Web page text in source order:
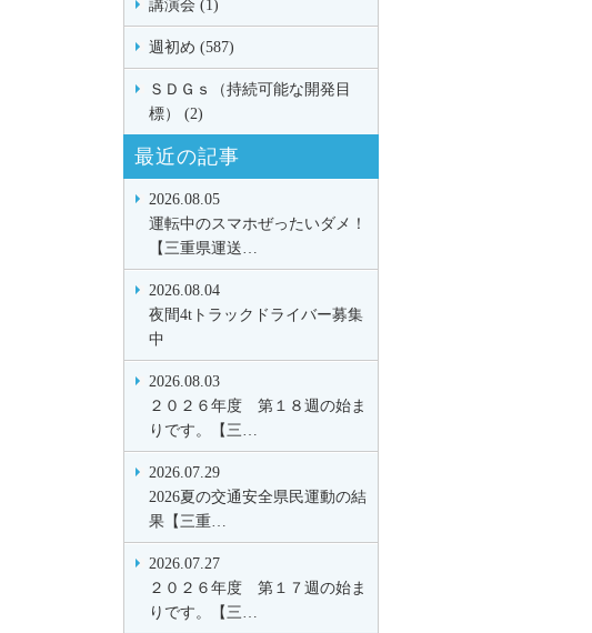
講演会 (1)
週初め (587)
ＳＤＧｓ（持続可能な開発目
標） (2)
最近の記事
2026.08.05
運転中のスマホぜったいダメ！
【三重県運送…
2026.08.04
夜間4tトラックドライバー募集
中
2026.08.03
２０２６年度 第１８週の始ま
りです。【三…
2026.07.29
2026夏の交通安全県民運動の結
果【三重…
2026.07.27
２０２６年度 第１７週の始ま
りです。【三…